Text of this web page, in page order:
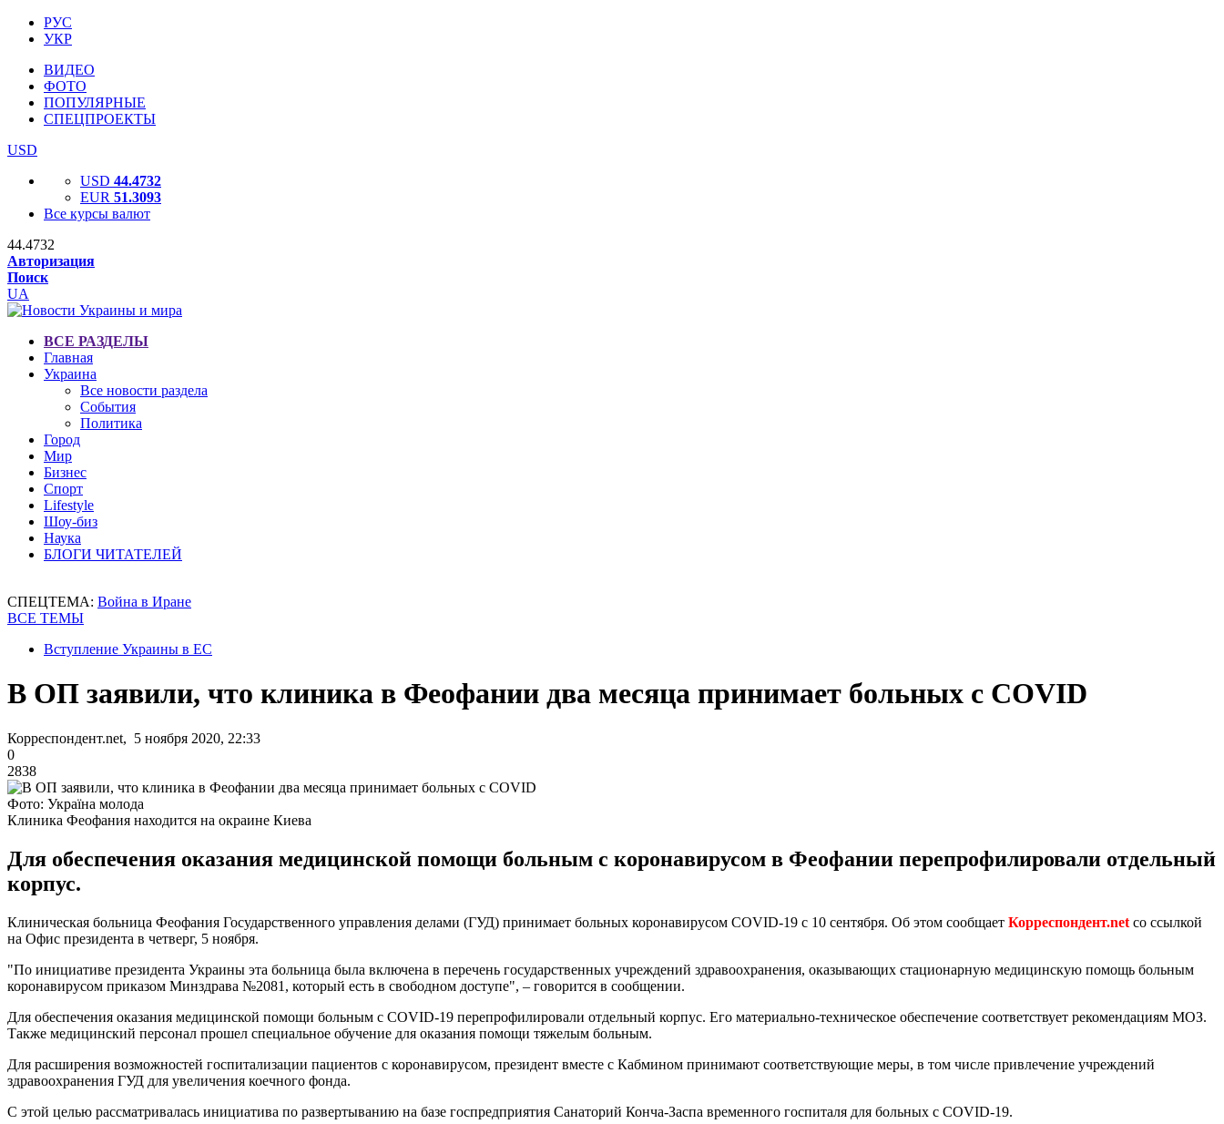
РУС
УКР
ВИДЕО
ФОТО
ПОПУЛЯРНЫЕ
СПЕЦПРОЕКТЫ
USD
USD 44.4732
EUR 51.3093
Все курсы валют
44.4732
Авторизация
Поиск
UA
ВСЕ РАЗДЕЛЫ
Главная
Украина
Все новости раздела
События
Политика
Город
Мир
Бизнес
Спорт
Lifestyle
Шоу-биз
Наука
БЛОГИ ЧИТАТЕЛЕЙ
СПЕЦТЕМА: Война в Иране
ВСЕ ТЕМЫ
Вступление Украины в ЕС
В ОП заявили, что клиника в Феофании два месяца принимает больных c COVID
Корреспондент.net, 5 ноября 2020, 22:33
0
2838
Фото: Україна молода
Клиника Феофания находится на окраине Киева
Для обеспечения оказания медицинской помощи больным с коронавирусом в Феофании перепрофилировали отдельный
корпус.
Клиническая больница Феофания Государственного управления делами (ГУД) принимает больных коронавирусом COVID-19 с 10 сентября. Об этом сообщает Корреспондент.net со ссылкой
на Офис президента в четверг, 5 ноября.
"По инициативе президента Украины эта больница была включена в перечень государственных учреждений здравоохранения, оказывающих стационарную медицинскую помощь больным
коронавирусом приказом Минздрава №2081, который есть в свободном доступе", – говорится в сообщении.
Для обеспечения оказания медицинской помощи больным с COVID-19 перепрофилировали отдельный корпус. Его материально-техническое обеспечение соответствует рекомендациям МОЗ.
Также медицинский персонал прошел специальное обучение для оказания помощи тяжелым больным.
Для расширения возможностей госпитализации пациентов с коронавирусом, президент вместе с Кабмином принимают соответствующие меры, в том числе привлечение учреждений
здравоохранения ГУД для увеличения коечного фонда.
С этой целью рассматривалась инициатива по развертыванию на базе госпредприятия Санаторий Конча-Заспа временного госпиталя для больных с COVID-19.